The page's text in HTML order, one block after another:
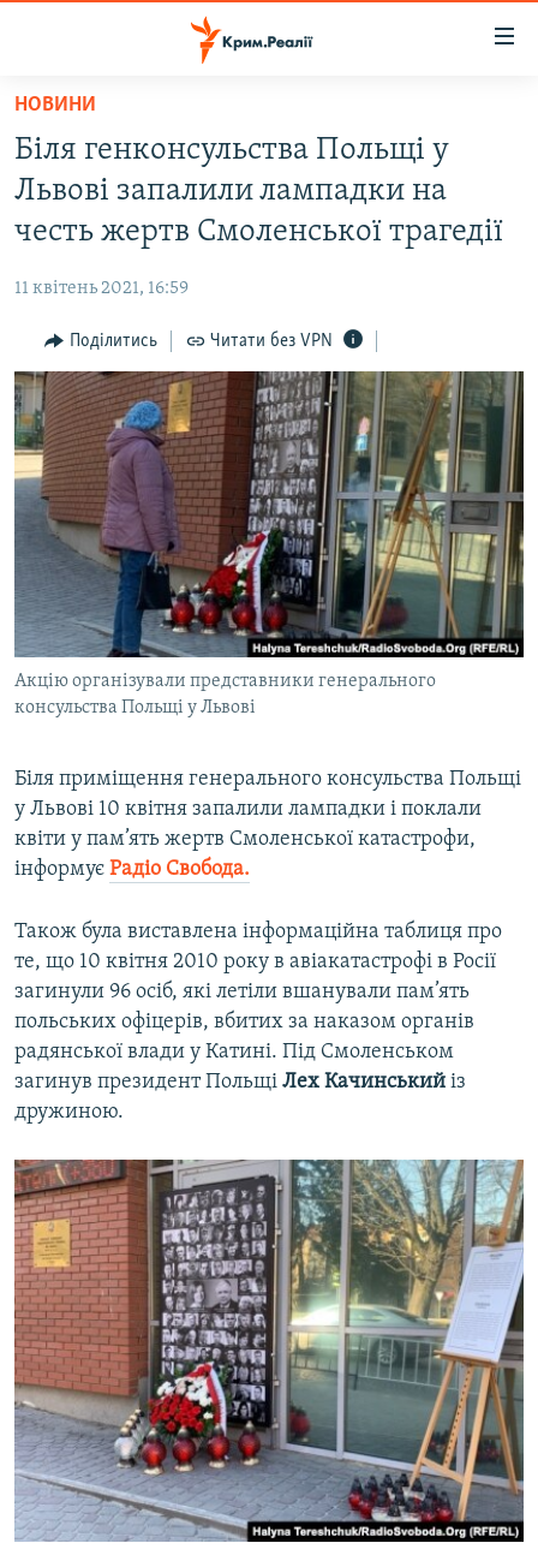
Перейти
основного
матеріалу
основної
Перейти
до
пошуку
БЛОГИ
ПОГЛЯД
ІНТЕРВ'Ю
ВСЕ ЗА ДЕНЬ
СПЕЦПРОЕКТИ
ДЕПОРТАЦІЯ
ВІДЕОУРОКИ «ELIFBE»
СВІДЧЕННЯ ОКУПАЦІЇ
УКРАЇНСЬКА ПРОБЛЕМА КРИМУ
ІНФОГРАФІКА
ЯК ОБІЙТИ БЛОКУВАННЯ
Русский
Qırımtatar
ДОЛУЧАЙСЯ!
Усі сайти RFE/RL
НОВИНИ
Біля генконсульства Польщі у
Львові запалили лампадки на
честь жертв Смоленської трагедії
11 квітень 2021, 16:59
Поділитись Читати без VPN
Акцію організували представники генерального
консульства Польщі у Львові
Біля приміщення генерального консульства Польщі
у Львові 10 квітня запалили лампадки і поклали
квіти у пам’ять жертв Смоленської катастрофи,
інформує Радіо Свобода.
Також була виставлена інформаційна таблиця про
те, що 10 квітня 2010 року в авіакатастрофі в Росії
загинули 96 осіб, які летіли вшанували пам’ять
польських офіцерів, вбитих за наказом органів
радянської влади у Катині. Під Смоленськом
загинув президент Польщі Лех Качинський із
дружиною.